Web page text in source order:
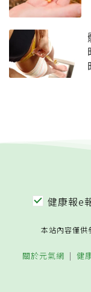
健康報e
本站內容僅供
關於元氣網 健